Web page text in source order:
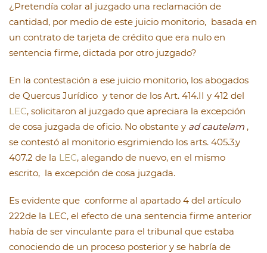
¿Pretendía colar al juzgado una reclamación de
cantidad, por medio de este juicio monitorio, basada en
un contrato de tarjeta de crédito que era nulo en
sentencia firme, dictada por otro juzgado?
En la contestación a ese juicio monitorio, los abogados
de Quercus Jurídico y tenor de los Art. 414.II y 412 del
LEC, solicitaron al juzgado que apreciara la excepción
de cosa juzgada de oficio. No obstante y ad cautelam ,
se contestó al monitorio esgrimiendo los arts. 405.3.y
407.2 de la LEC, alegando de nuevo, en el mismo
escrito, la excepción de cosa juzgada.
Es evidente que conforme al apartado 4 del artículo
222de la LEC, el efecto de una sentencia firme anterior
había de ser vinculante para el tribunal que estaba
conociendo de un proceso posterior y se habría de